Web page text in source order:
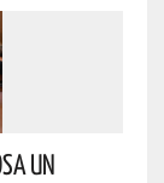
Un